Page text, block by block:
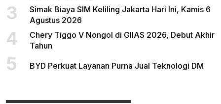
3
Simak Biaya SIM Keliling Jakarta Hari Ini, Kamis 6
Agustus 2026
4
Chery Tiggo V Nongol di GIIAS 2026, Debut Akhir
Tahun
5 BYD Perkuat Layanan Purna Jual Teknologi DM